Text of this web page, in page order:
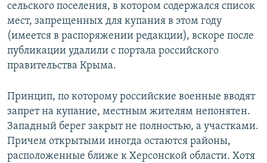
сельского поселения, в котором содержался список
мест, запрещенных для купания в этом году
(имеется в распоряжении редакции), вскоре после
публикации удалили с портала российского
правительства Крыма.
Принцип, по которому российские военные вводят
запрет на купание, местным жителям непонятен.
Западный берег закрыт не полностью, а участками.
Причем открытыми иногда остаются районы,
расположенные ближе к Херсонской области. Хотя